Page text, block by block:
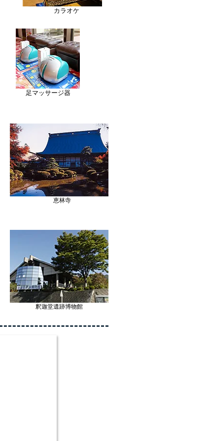
​カラオケ
足マッサージ器
恵林寺
釈迦堂遺跡博物館